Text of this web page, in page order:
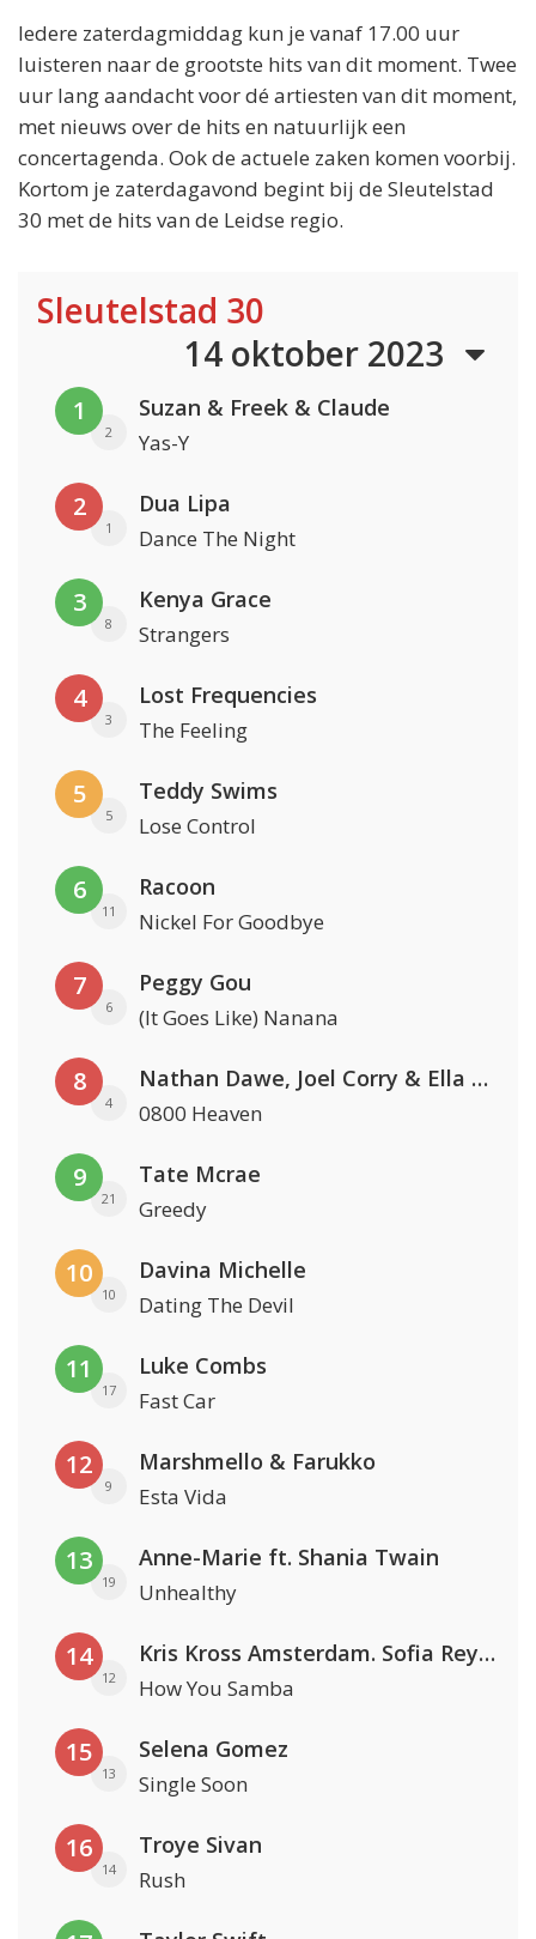
Iedere zaterdagmiddag kun je vanaf 17.00 uur
luisteren naar de grootste hits van dit moment. Twee
uur lang aandacht voor dé artiesten van dit moment,
met nieuws over de hits en natuurlijk een
concertagenda. Ook de actuele zaken komen voorbij.
Kortom je zaterdagavond begint bij de Sleutelstad
30 met de hits van de Leidse regio.
Sleutelstad 30
14 oktober 2023
1
2
Suzan & Freek & Claude
Yas-Y
2
1
Dua Lipa
Dance The Night
3
8
Kenya Grace
Strangers
4
3
Lost Frequencies
The Feeling
5
5
Teddy Swims
Lose Control
6
11
Racoon
Nickel For Goodbye
7
6
Peggy Gou
(It Goes Like) Nanana
8
4
Nathan Dawe, Joel Corry & Ella Henderson
0800 Heaven
9
21
Tate Mcrae
Greedy
10
10
Davina Michelle
Dating The Devil
11
17
Luke Combs
Fast Car
12
9
Marshmello & Farukko
Esta Vida
13
19
Anne-Marie ft. Shania Twain
Unhealthy
14
12
Kris Kross Amsterdam. Sofia Reyes & Tinie Tempah
How You Samba
15
13
Selena Gomez
Single Soon
16
14
Troye Sivan
Rush